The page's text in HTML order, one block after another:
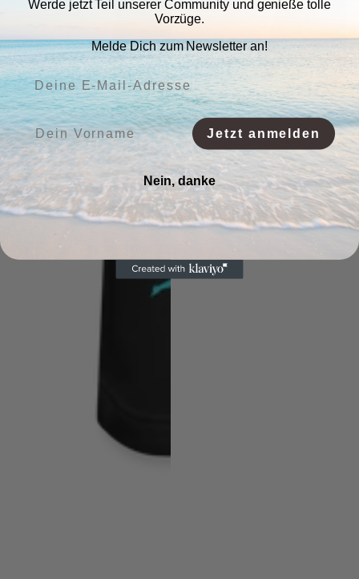
Werde jetzt Teil unserer Community und genieße tolle
Vorzüge.
Melde Dich zum Newsletter an!
Deine E-Mail-Adresse:
Vorname:
Jetzt anmelden
Nein, danke